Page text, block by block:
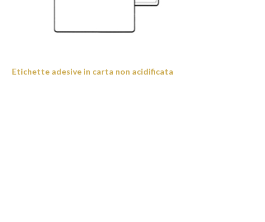
Etichette adesive in carta non acidificata